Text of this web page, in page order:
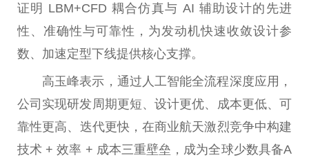
证明 LBM+CFD 耦合仿真与 AI 辅助设计的先进
性 、准确性与可靠性 ，为发动机快速收敛设计参
数、加速定型下线提供核心支撑。
高玉峰表示，通过人工智能全流程深度应用，
公司实现研发周期更短、设计更优、成本更低、可
靠性更高、迭代更快，在商业航天激烈竞争中构建
技术 + 效率 + 成本三重壁垒，成为全球少数具备A